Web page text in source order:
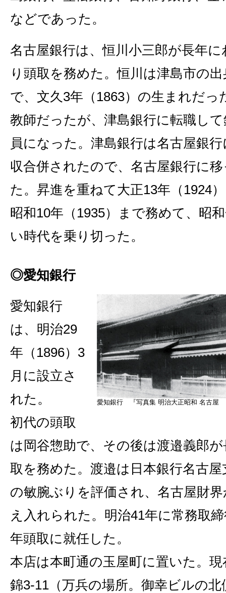
などであった。
名古屋銀行は、恒川小三郎が長年に
り頭取を務めた。恒川は津島市の出
で、文久3年（1863）の生まれだっ
教師だったが、津島銀行に転職し
員になった。津島銀行は名古屋銀
収合併されたので、名古屋銀行に
た。昇進を重ねて大正13年（1924
昭和10年（1935）まで務めて、昭
い時代を乗り切った。
◎愛知銀行
愛知銀行 『写真集 明治大正昭和 名古屋
愛知銀行
は、明治29
年（1896）3
月に設立さ
れた。
初代の頭取
は岡谷惣助で、その後は渡邉義郎
取を務めた。渡邉は日本銀行名古
の敏腕ぶりを評価され、名古屋財
え入れられた。明治41年に常務取
年頭取に就任した。
本店は本町通の玉屋町に置いた。
錦3‐11（万兵の場所。御幸ビルの